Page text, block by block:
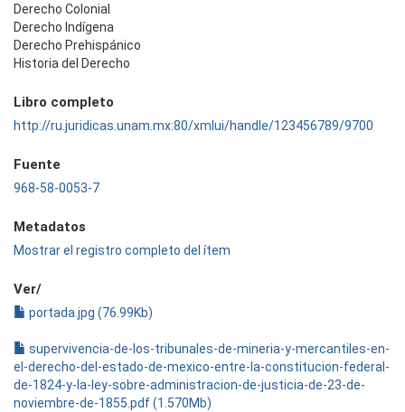
Derecho Colonial
Derecho Indígena
Derecho Prehispánico
Historia del Derecho
Libro completo
http://ru.juridicas.unam.mx:80/xmlui/handle/123456789/9700
Fuente
968-58-0053-7
Metadatos
Mostrar el registro completo del ítem
Ver/
portada.jpg (76.99Kb)
supervivencia-de-los-tribunales-de-mineria-y-mercantiles-en-
el-derecho-del-estado-de-mexico-entre-la-constitucion-federal-
de-1824-y-la-ley-sobre-administracion-de-justicia-de-23-de-
noviembre-de-1855.pdf (1.570Mb)